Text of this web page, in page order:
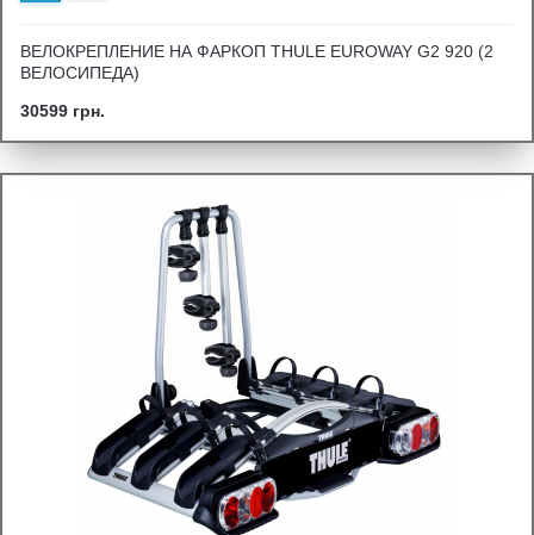
ВЕЛОКРЕПЛЕНИЕ НА ФАРКОП THULE EUROWAY G2 920 (2
ВЕЛОСИПЕДА)
30599 грн.